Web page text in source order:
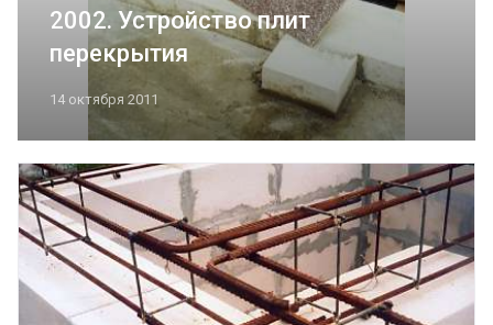
2002. Устройство плит
перекрытия
14 октября 2011